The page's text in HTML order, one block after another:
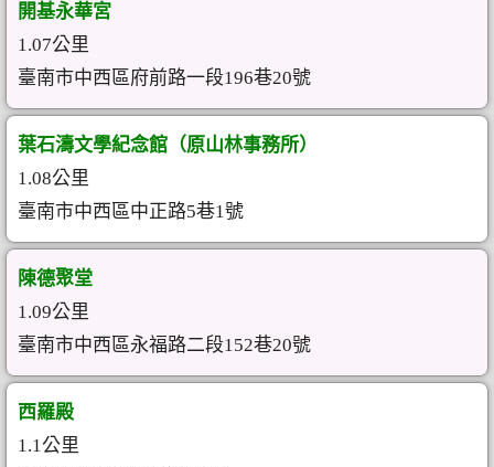
開基永華宮
1.07公里
臺南市中西區府前路一段196巷20號
葉石濤文學紀念館（原山林事務所）
1.08公里
臺南市中西區中正路5巷1號
陳德聚堂
1.09公里
臺南市中西區永福路二段152巷20號
西羅殿
1.1公里